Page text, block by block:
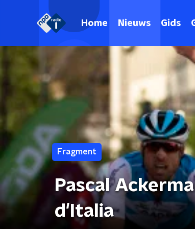
Home Nieuws Gids
Fragment
Pascal
d'Italia